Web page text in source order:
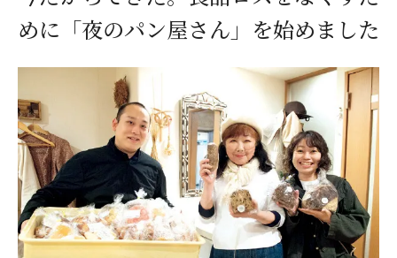
めに「夜のパン屋さん」を始めました